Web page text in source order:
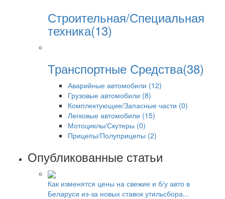
Строительная/Специальная
техника(13)
Транспортные Средства(38)
Аварийные автомобили (12)
Грузовые автомобили (8)
Комплектующие/Запасные части (0)
Легковые автомобили (15)
Мотоциклы/Скутеры (0)
Прицепы/Полуприцепы (2)
Опубликованные статьи
Как изменятся цены на свежие и б/у авто в
Беларуси из-за новых ставок утильсбора...